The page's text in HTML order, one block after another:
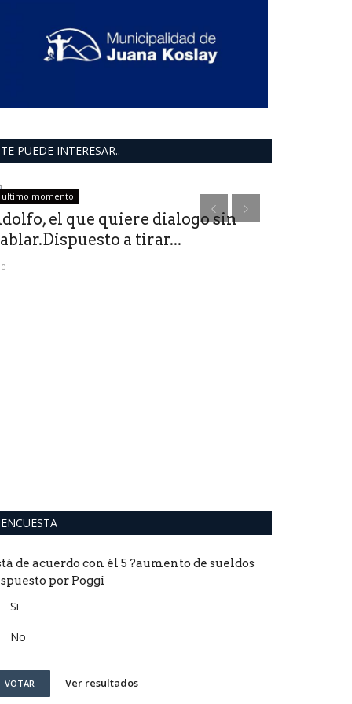
TE PUEDE INTERESAR..
ultimo momento
el que quiere dialogo sin
a tirar...
0
ENCUESTA
de acuerdo con él 5 ?aumento de sueldos
por Poggi
Si
No
VOTAR Ver resultados